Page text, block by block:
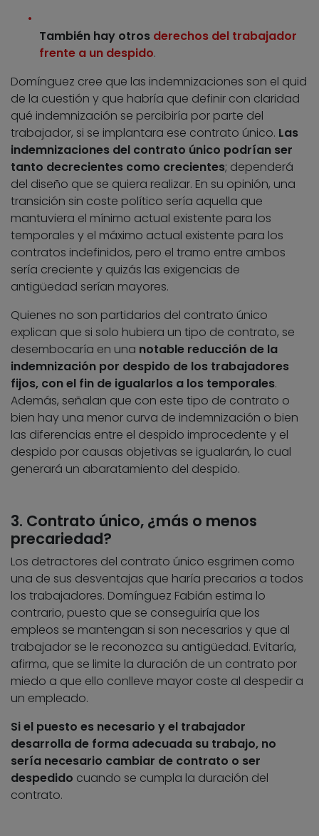
También hay otros derechos del trabajador
frente a un despido.
Domínguez cree que las indemnizaciones son el quid
de la cuestión y que habría que definir con claridad
qué indemnización se percibiría por parte del
trabajador, si se implantara ese contrato único. Las
indemnizaciones del contrato único podrían ser
tanto decrecientes como crecientes; dependerá
del diseño que se quiera realizar. En su opinión, una
transición sin coste político sería aquella que
mantuviera el mínimo actual existente para los
temporales y el máximo actual existente para los
contratos indefinidos, pero el tramo entre ambos
sería creciente y quizás las exigencias de
antigüedad serían mayores.
Quienes no son partidarios del contrato único
explican que si solo hubiera un tipo de contrato, se
desembocaría en una notable reducción de la
indemnización por despido de los trabajadores
fijos, con el fin de igualarlos a los temporales.
Además, señalan que con este tipo de contrato o
bien hay una menor curva de indemnización o bien
las diferencias entre el despido improcedente y el
despido por causas objetivas se igualarán, lo cual
generará un abaratamiento del despido.
3. Contrato único, ¿más o menos
precariedad?
Los detractores del contrato único esgrimen como
una de sus desventajas que haría precarios a todos
los trabajadores. Domínguez Fabián estima lo
contrario, puesto que se conseguiría que los
empleos se mantengan si son necesarios y que al
trabajador se le reconozca su antigüedad. Evitaría,
afirma, que se limite la duración de un contrato por
miedo a que ello conlleve mayor coste al despedir a
un empleado.
Si el puesto es necesario y el trabajador
desarrolla de forma adecuada su trabajo, no
sería necesario cambiar de contrato o ser
despedido cuando se cumpla la duración del
contrato.